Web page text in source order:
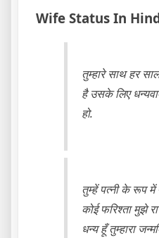
Wife Status In
तुम्हारे साथ हर
है उसके लिए
हो.
तुम्हें पत्नी के रूप में
कोई फरिश्ता मुझे
धन्य हूँ तुम्हारा